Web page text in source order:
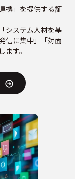
携」を提供する証
システム人材を基
信に集中」「対面
す。